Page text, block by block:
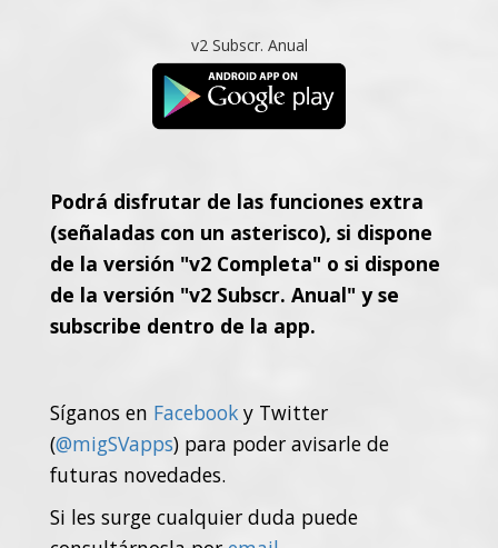
v2 Subscr. Anual
Podrá disfrutar de las funciones extra
(señaladas con un asterisco), si dispone
de la versión "v2 Completa" o si dispone
de la versión "v2 Subscr. Anual" y se
subscribe dentro de la app.
Síganos en Facebook y Twitter
(@migSVapps) para poder avisarle de
futuras novedades.
Si les surge cualquier duda puede